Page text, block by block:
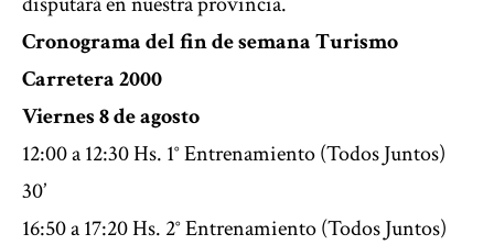
Cronograma del fin de semana Turismo
Carretera 2000
Viernes 8 de agosto
12:00 a 12:30 Hs. 1° Entrenamiento (Todos Juntos)
30’
16:50 a 17:20 Hs. 2° Entrenamiento (Todos Juntos)